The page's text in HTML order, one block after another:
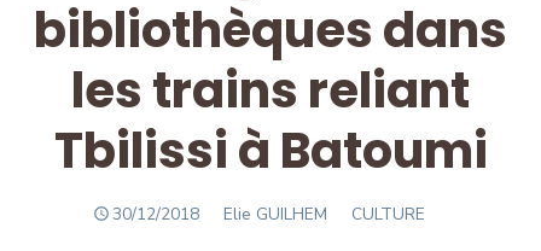
bibliothèques dans
les trains reliant
Tbilissi à Batoumi
POSTED
30/12/2018 Author
Elie GUILHEM CULTURE